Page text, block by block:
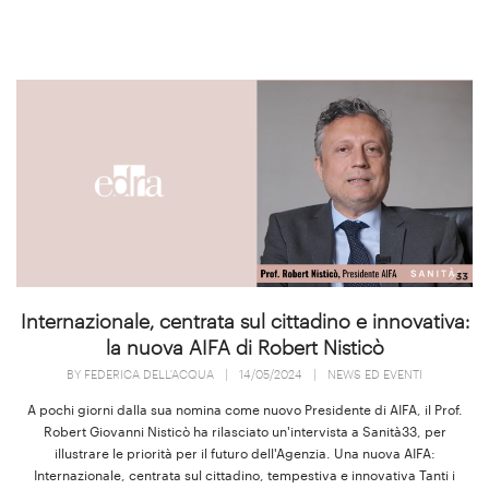
Internazionale, centrata sul cittadino e innovativa:
la nuova AIFA di Robert Nisticò
BY FEDERICA DELL'ACQUA 14/05/2024 NEWS ED EVENTI
A pochi giorni dalla sua nomina come nuovo Presidente di AIFA, il Prof.
Robert Giovanni Nisticò ha rilasciato un'intervista a Sanità33, per
illustrare le priorità per il futuro dell'Agenzia. Una nuova AIFA:
Internazionale, centrata sul cittadino, tempestiva e innovativa Tanti i